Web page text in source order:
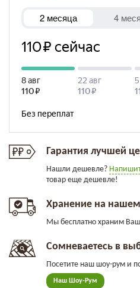
Гарантия лучшей
Нашли дешевле?
товар еще дешевле!
Хранение на
Мы бесплатно храним Ваш
Сомневаетесь в
Посетите наш шоу-рум и
Наш Шоу-Рум